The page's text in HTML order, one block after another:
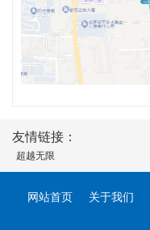
友情链接：
超越无限
网站首页 关于我们